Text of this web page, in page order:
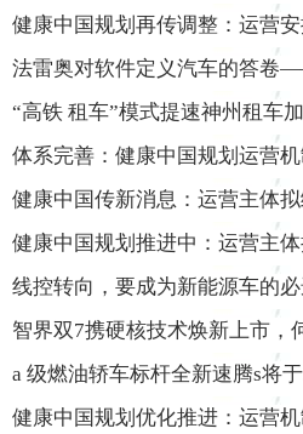
健康中国规划再传调整：运营
法雷奥对软件定义汽车的答卷
“高铁 租车”模式提速神州租车
体系完善：健康中国规划运营
健康中国传新消息：运营主体
健康中国规划推进中：运营主
线控转向，要成为新能源车的必
智界双7携硬核技术焕新上市，
a 级燃油轿车标杆全新速腾s将
健康中国规划优化推进：运营